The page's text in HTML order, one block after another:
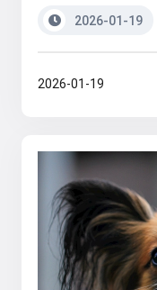
2026-01-19
2026-01-19